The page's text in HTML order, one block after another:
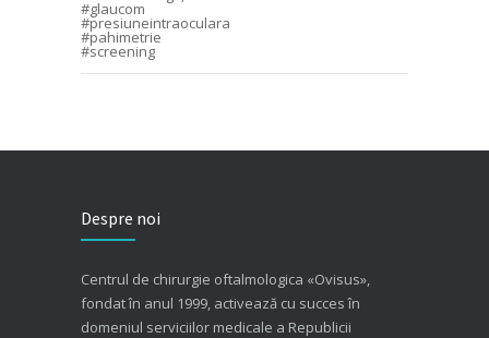
#glaucom
#presiuneintraoculara
#pahimetrie
#screening
Despre noi
Centrul de chirurgie oftalmologica «Ovisus»,
fondat în anul 1999, activează cu succes în
domeniul serviciilor medicale a Republicii